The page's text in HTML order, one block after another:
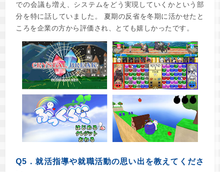
での会議も増え、システムをどう実現していくかという部
分を特に話していました。 夏期の反省を冬期に活かせたと
ころを企業の方から評価され、とても嬉しかったです。
Q5．就活指導や就職活動の思い出を教えてくださ